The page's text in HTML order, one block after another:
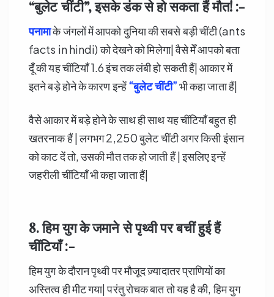
“बुलेट चींटी”,इसके डंक से हो सकता हैं मौत! :-
पनामाके जंगलों में आपको दुनिया की सबसे बड़ी चींटी (ants
facts in hindi) को देखने को मिलेगा| वैसे मेँ आपको बता
दूँ की यह चींटियाँ 1.6 इंच तक लंबी हो सकती हैं| आकार में
इतने बड़े होने के कारण इन्हें“बुलेट चींटी”भी कहा जाता हैं|
वैसे आकार में बड़े होने के साथ ही साथ यह चींटियाँ बहुत ही
खतरनाक हैं | लगभग 2,250 बुलेट चींटी अगर किसी इंसान
को काट दें तो, उसकी मौत तक हो जाती हैं | इसलिए इन्हें
जहरीली चींटियाँ भी कहा जाता हैं|
8. हिम युग के जमाने से पृथ्वी पर बचीं हुई हैं
चींटियाँ :-
हिम युग के दौरान पृथ्वी पर मौजूद ज़्यादातर प्राणियों का
अस्तित्व ही मीट गया| परंतु रोचक बात तो यह है की, हिम युग